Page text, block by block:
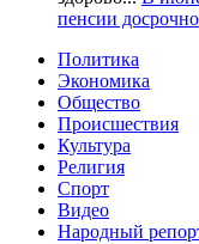
пенсии досрочно
Политика
Экономика
Общество
Происшествия
Культура
Религия
Спорт
Видео
Народный